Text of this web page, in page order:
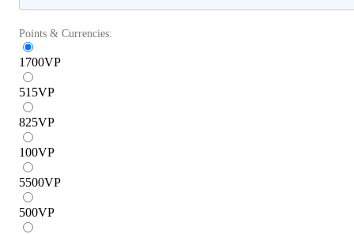
Points & Currencies:
1700VP
515VP
825VP
100VP
5500VP
500VP